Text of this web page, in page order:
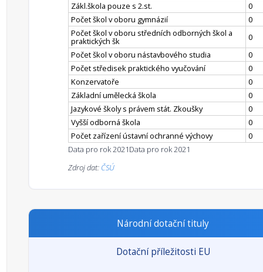
Zákl.škola pouze s 2.st.
0
Počet škol v oboru gymnázií
0
Počet škol v oboru středních odborných škol a
praktických šk
0
Počet škol v oboru nástavbového studia
0
Počet středisek praktického vyučování
0
Konzervatoře
0
Základní umělecká škola
0
Jazykové školy s právem stát. Zkoušky
0
Vyšší odborná škola
0
Počet zařízení ústavní ochranné výchovy
0
Data pro rok 2021Data pro rok 2021
Zdroj dat: ČSÚ
Národní dotační tituly
Dotační příležitosti EU